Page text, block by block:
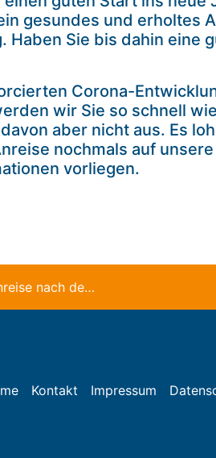
gesundes und erholtes
Haben Sie bis dahin eine
Corona-
wir Sie so schnell
aber nicht aus. Es
nochmals auf
vorliegen.
Informationen zur Anreise nach dem Weihnachtsurlaub
Kontakt Impressum